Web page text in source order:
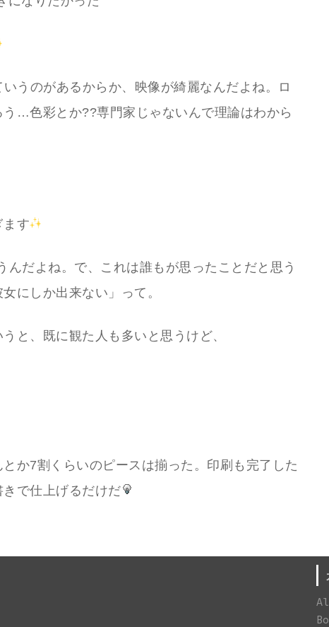
うのがあるからか、映像が綺麗なんだよね。ロ
…色彩とか??専門家じゃないんで理論はわから
ます
んだよね。で、これは誰もが思ったことだと思う
にしか出来ない」って。
と、既に観た人も多いと思うけど、
か7割くらいのピースは揃った。印刷も完了した
で仕上げるだけだ